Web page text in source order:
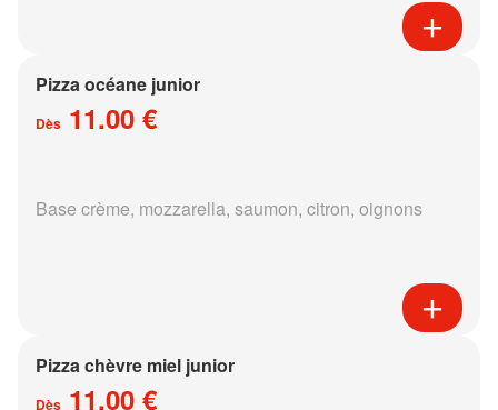
Pizza océane junior
Dès 11.00 €
Base crème, mozzarella, saumon, citron, oignons
Pizza chèvre miel junior
Dès 11.00 €